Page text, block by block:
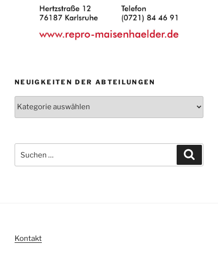
NEUIGKEITEN DER ABTEILUNGEN
nach:
Kontakt